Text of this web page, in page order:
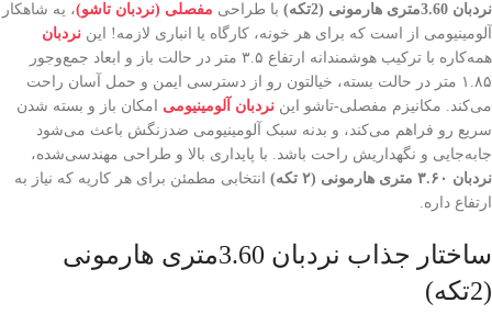
نردبان 3.60متری هارمونی (2تکه) با طراحی مفصلی (نردبان تاشو)، یه شاهکار
آلومینیومی از است که برای هر خونه، کارگاه یا انباری لازمه! این نردبان
همه‌کاره با ترکیب هوشمندانه ارتفاع ۳.۵ متر در حالت باز و ابعاد جمع‌وجور
۱.۸۵ متر در حالت بسته، خیالتون رو از دسترسی ایمن و حمل آسان راحت
می‌کند. مکانیزم مفصلی-تاشو این نردبان آلومینیومی امکان باز و بسته شدن
سریع رو فراهم می‌کند، و بدنه سبک آلومینیومی ضدزنگش باعث می‌شود
جابه‌جایی و نگهداریش راحت باشد. با پایداری بالا و طراحی مهندسی‌شده،
نردبان ۳.۶۰ متری هارمونی (۲ تکه)
انتخابی مطمئن برای هر کاریه که نیاز به
ارتفاع داره.
ساختار جذاب نردبان 3.60متری هارمونی
(2تکه)